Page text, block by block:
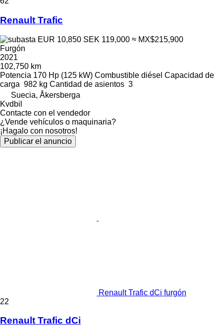
Renault Trafic
EUR 10,850 SEK 119,000 ≈ MX$215,900
Furgón
2021
102,750 km
Potencia 170 Hp (125 kW) Combustible diésel Capacidad de
carga 982 kg Cantidad de asientos 3
Suecia, Åkersberga
Kvdbil
Contacte con el vendedor
¿Vende vehículos o maquinaria?
¡Hagalo con nosotros!
Publicar el anuncio
Renault Trafic dCi furgón
22
Renault Trafic dCi